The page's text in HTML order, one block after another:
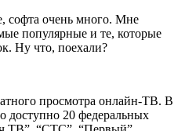
софта очень много. Мне
популярные и те, которые
Ну что, поехали?
просмотра онлайн-ТВ. В
доступно 20 федеральных